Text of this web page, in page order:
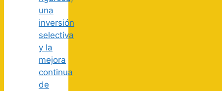
una
inversión
selectiva
y la
mejora
continua
de